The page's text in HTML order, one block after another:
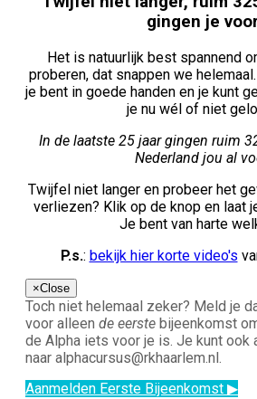
gingen je
Het is natuurlijk best spannend
proberen, dat snappen we
je bent in goede handen en je kunt
je nu wél of niet
In de laatste 25 jaar gingen ruim
Nederland jou al
Twijfel niet langer en probeer het
verliezen? Klik op de knop en laat
Je bent van harte
P.s.: bekijk hier korte video's
×Close
Toch niet helemaal zeker? Meld je
voor alleen de eerste bijeenkomst
de Alpha iets voor je is. Je kunt ook
naar alphacursus@rkhaarlem.nl.
Aanmelden Eerste Bijeenkomst ▶